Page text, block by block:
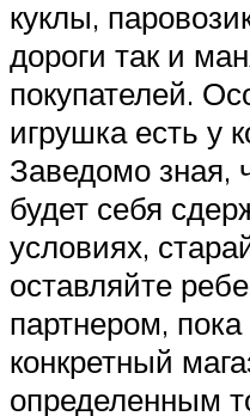
куклы,
дороги так и
покупателей.
игрушка есть у
Заведомо зная,
будет себя
условиях,
оставляйте
партнером,
конкретный
определенным